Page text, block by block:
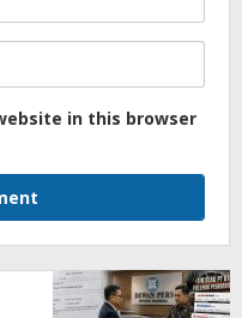
in this browser